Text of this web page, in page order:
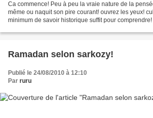
Ca commence! Peu à peu la vraie nature de la
même ou naquit son pire courant! ouvrez les yeux!
minimum de savoir historique suffit pour comprendre!
Ramadan selon sarkozy!
Publié le 24/08/2010 à 12:10
Par ruru